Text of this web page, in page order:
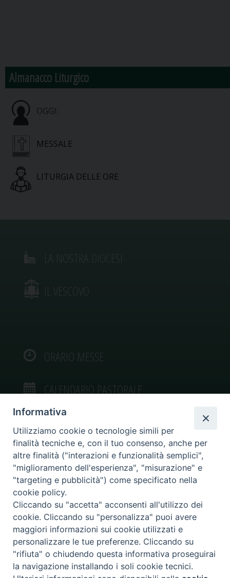
Almanacco Liturgico
OGGI:
MESSALE
LITURGIA DELLE ORE
IL VESCOVO
ORARIO MESSE
CALENDARIO PASTORALE
VIDEOGALLERY
PHOTOGALLERY
Diocesi di Caltagirone
Piazza San Francesco d’Assisi, 9 – tel. 0933.34186 – fax 0933.820590 e-mail:
comunicazionisociali@diocesidicaltagirone.it
Informativa
Utilizziamo cookie o tecnologie simili per
finalità tecniche e, con il tuo consenso, anche per
altre finalità ("interazioni e funzionalità semplici",
"miglioramento dell'esperienza", "misurazione" e
"targeting e pubblicità") come specificato nella
cookie policy.
Cliccando su "accetta" acconsenti all'utilizzo dei
cookie. Cliccando su "personalizza" puoi avere
maggiori informazioni sui cookie utilizzati e
personalizzare le tue preferenze. Cliccando su
"rifiuta" o chiudendo questa informativa proseguirai
la navigazione installando i soli cookie tecnici.